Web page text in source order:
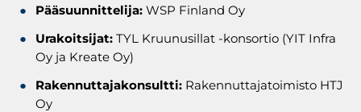
Pääsuunnittelija: WSP Finland Oy
Urakoitsijat: TYL Kruunusillat -konsortio (YIT Infra
Oy ja Kreate Oy)
Rakennuttajakonsultti: Rakennuttajatoimisto HTJ
Oy